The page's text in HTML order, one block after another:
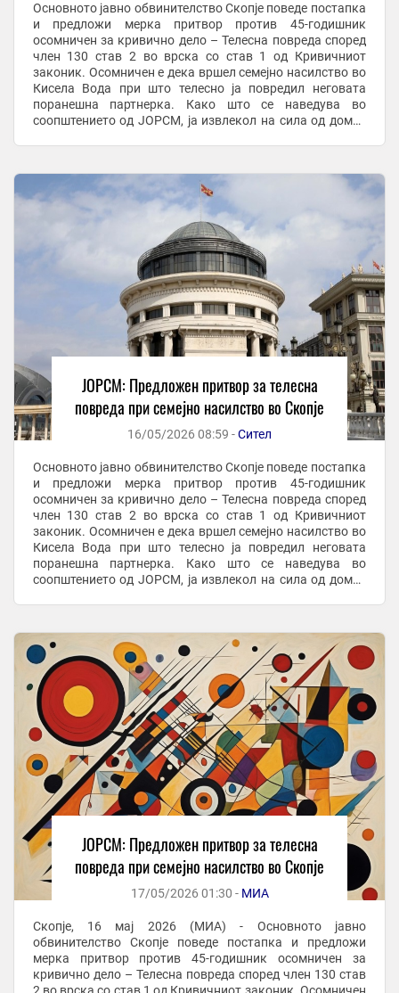
Основното јавно обвинителство Скопје поведе постапка
и предложи мерка притвор против 45-годишник
осомничен за кривично дело – Телесна повреда според
член 130 став 2 во врска со став 1 од Кривичниот
законик. Осомничен е дека вршел семејно насилство во
Кисела Вода при што телесно ја повредил неговата
поранешна партнерка. Како што се наведува во
соопштението од ЈОРСМ, ја извлекол на сила од домот
ЈОРСМ: Предложен притвор за телесна
повреда при семејно насилство во Скопје
16/05/2026 08:59 -Сител
Основното јавно обвинителство Скопје поведе постапка
и предложи мерка притвор против 45-годишник
осомничен за кривично дело – Телесна повреда според
член 130 став 2 во врска со став 1 од Кривичниот
законик. Осомничен е дека вршел семејно насилство во
Кисела Вода при што телесно ја повредил неговата
поранешна партнерка. Како што се наведува во
соопштението од ЈОРСМ, ја извлекол на сила од домот
ЈОРСМ: Предложен притвор за телесна
повреда при семејно насилство во Скопје
17/05/2026 01:30 - МИА
Скопје, 16 мај 2026 (МИА) - Основното јавно
обвинителство Скопје поведе постапка и предложи
мерка притвор против 45-годишник осомничен за
кривично дело – Телесна повреда според член 130 став